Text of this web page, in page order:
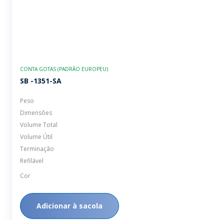
CONTA GOTAS (PADRÃO EUROPEU)
SB -1351-SA
Peso
Dimensões
Volume Total
Volume Útil
Terminação
Refilável
Cor
Adicionar à sacola